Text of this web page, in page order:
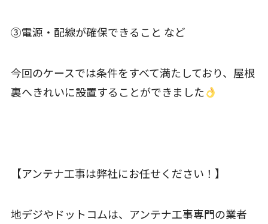
③電源・配線が確保できること など
今回のケースでは条件をすべて満たしており、屋根
裏へきれいに設置することができました
【アンテナ工事は弊社にお任せください！】
地デジやドットコムは、アンテナ工事専門の業者